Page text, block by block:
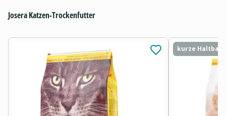
Josera Katzen-Trockenfutter
kurze